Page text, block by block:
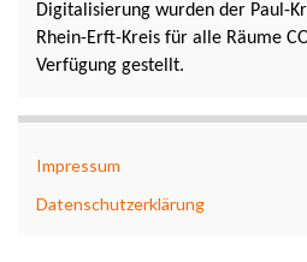
Digitalisierung wurden der Paul-
Rhein-Erft-Kreis für alle Räume
Verfügung gestellt.
Impressum
Datenschutzerklärung